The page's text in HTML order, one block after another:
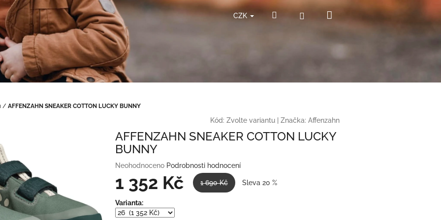
CZK HledatPřihlášeníNákupní
/ AFFENZAHN SNEAKER COTTON LUCKY BUNNY
Kód: Zvolte variantu Značka: Affenzahn
AFFENZAHN SNEAKER COTTON LUCKY
BUNNY
Průměrné
produktu
0,0
z
Neohodnoceno Podrobnosti hodnocení
1 352 Kč 1 690 Kč Sleva 20 %
Měrná
cena:
Varianta: